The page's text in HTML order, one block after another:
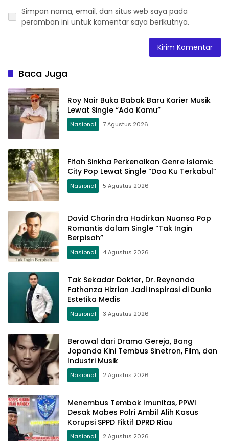
Simpan nama, email, dan situs web saya pada
peramban ini untuk komentar saya berikutnya.
Baca Juga
Roy Nair Buka Babak Baru Karier Musik
Lewat Single “Ada Kamu”
Nasional 7 Agustus 2026
Fifah Sinkha Perkenalkan Genre Islamic
City Pop Lewat Single “Doa Ku Terkabul”
Nasional 5 Agustus 2026
David Charindra Hadirkan Nuansa Pop
Romantis dalam Single “Tak Ingin
Berpisah”
Nasional 4 Agustus 2026
Tak Sekadar Dokter, Dr. Reynanda
Fathanza Hizrian Jadi Inspirasi di Dunia
Estetika Medis
Nasional 3 Agustus 2026
Berawal dari Drama Gereja, Bang
Jopanda Kini Tembus Sinetron, Film, dan
Industri Musik
Nasional 2 Agustus 2026
Menembus Tembok Imunitas, PPWI
Desak Mabes Polri Ambil Alih Kasus
Korupsi SPPD Fiktif DPRD Riau
Nasional 2 Agustus 2026